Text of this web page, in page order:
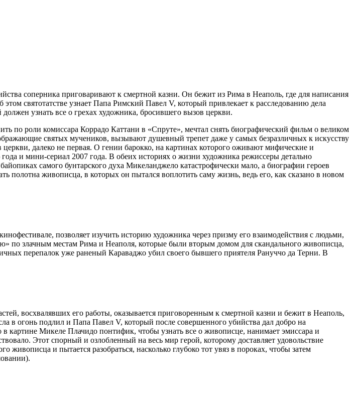
соперника приговаривают к смертной казни. Он бежит из Рима в Неаполь, где для написания
святотатстве узнает Папа Римский Павел V, который привлекает к расследованию дела
узнать все о грехах художника, бросившего вызов церкви.
по роли комиссара Коррадо Каттани в «Спруте», мечтал снять биографический фильм о великом
святых мучеников, вызывают душевный трепет даже у самых безразличных к искусству
далеко не первая. О гении барокко, на картинах которого оживают мифические и
и мини-сериал 2007 года. В обеих историях о жизни художника режиссеры детально
самого бунтарского духа Микеланджело катастрофически мало, а биографии героев
полотна живописца, в которых он пытался воплотить саму жизнь, ведь его, как сказано в новом
позволяет изучить историю художника через призму его взаимодействия с людьми,
по злачным местам Рима и Неаполя, которые были вторым домом для скандального живописца,
перепалок уже раненый Караваджо убил своего бывшего приятеля Рануччо да Терни. В
восхвалявших его работы, оказывается приговоренным к смертной казни и бежит в Неаполь,
в огонь подлил и Папа Павел V, который после совершенного убийства дал добро на
картине Микеле Плачидо понтифик, чтобы узнать все о живописце, нанимает эмиссара и
Этот спорный и озлобленный на весь мир герой, которому доставляет удовольствие
и пытается разобраться, насколько глубоко тот увяз в пороках, чтобы затем